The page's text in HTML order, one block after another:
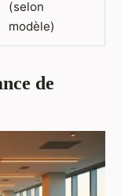
(selon
modèle)
de